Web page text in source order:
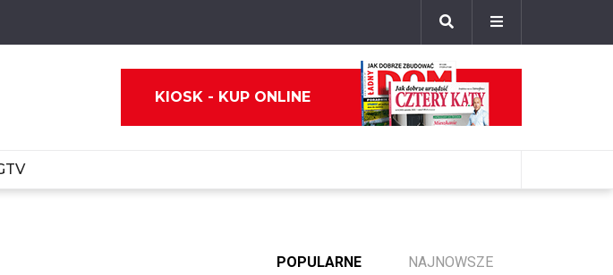
KIOSK - KUP ONLINE
POPULARNE NAJNOWSZE